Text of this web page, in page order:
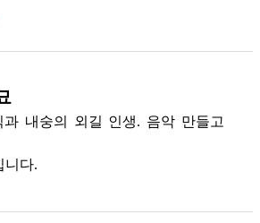
과 내숭의 외길 인생. 음악 만들고
니다.